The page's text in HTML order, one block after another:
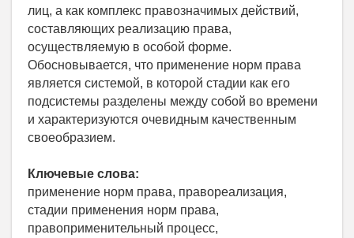
лиц, а как комплекс правозначимых действий,
составляющих реализацию права,
осуществляемую в особой форме.
Обосновывается, что применение норм права
является системой, в которой стадии как его
подсистемы разделены между собой во времени
и характеризуются очевидным качественным
своеобразием.
Ключевые слова:
применение норм права, правореализация,
стадии применения норм права,
правоприменительный процесс,